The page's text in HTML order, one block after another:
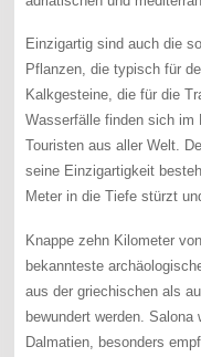
Einzigartig sind auch die
Pflanzen, die typisch für
Kalkgesteine, die für die
Wasserfälle finden sich im
Touristen aus aller Welt.
seine Einzigartigkeit
Meter in die Tiefe stürzt
Knappe zehn Kilometer
bekannteste
aus der griechischen als
bewundert werden.
Dalmatien, besonders